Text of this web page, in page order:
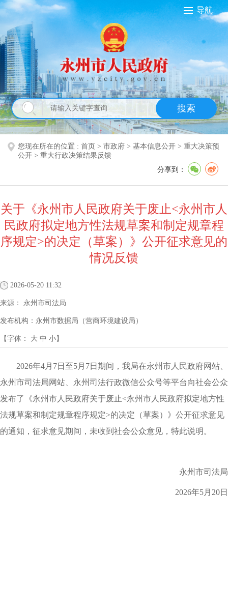
导航
搜索
您现在所在的位置 : 首页 > 市政府 > 基本信息公开 > 重大决策预
公开 > 重大行政决策结果反馈
分享到：
关于《永州市人民政府关于废止<永州市人
民政府拟定地方性法规草案和制定规章程
序规定>的决定（草案）》公开征求意见的
情况反馈
2026-05-20 11:32
来源： 永州市司法局
发布机构： 永州市数据局（营商环境建设局）
【字体： 大 中 小】
2026年4月7日至5月7日期间，我局在永州市人民政府网站、
永州市司法局网站、永州司法行政微信公众号等平台向社会公众
发布了《永州市人民政府关于废止<永州市人民政府拟定地方性
法规草案和制定规章程序规定>的决定（草案）》公开征求意见
的通知，征求意见期间，未收到社会公众意见，特此说明。
永州市司法局
2026年5月20日